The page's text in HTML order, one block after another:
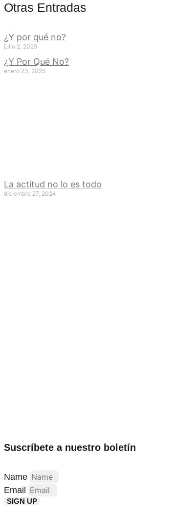
Otras Entradas
¿Y por qué no?
julio 2, 2025
¿Y Por Qué No?
enero 23, 2025
La actitud no lo es todo
diciembre 27, 2024
Suscríbete a nuestro boletín
Name
Email
SIGN UP